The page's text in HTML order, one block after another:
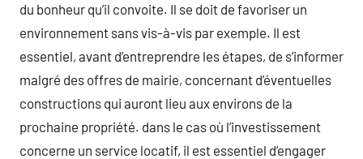
du bonheur qu’il convoite. Il se doit de favoriser un
environnement sans vis-à-vis par exemple. Il est
essentiel, avant d’entreprendre les étapes, de s’informer
malgré des offres de mairie, concernant d’éventuelles
constructions qui auront lieu aux environs de la
prochaine propriété. dans le cas où l’investissement
concerne un service locatif, il est essentiel d’engager